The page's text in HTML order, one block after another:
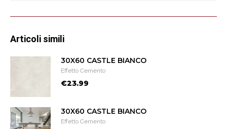
Articoli simili
30X60 CASTLE BIANCO
Effetto Cemento
€23.99
30X60 CASTLE BIANCO
Effetto Cemento